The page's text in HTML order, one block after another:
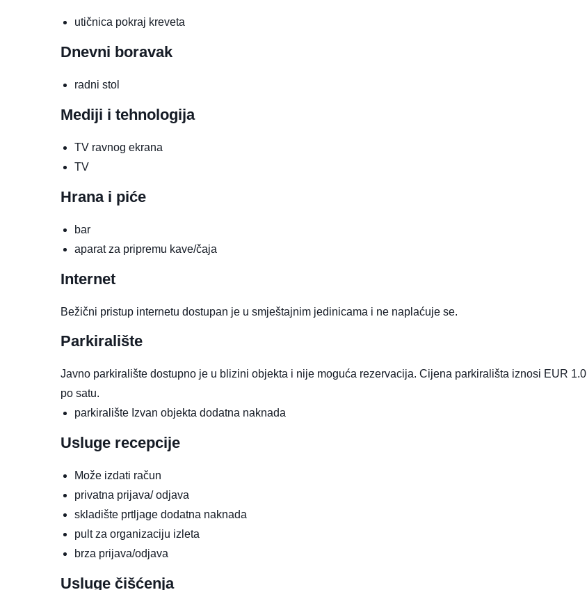
utičnica pokraj kreveta
Dnevni boravak
radni stol
Mediji i tehnologija
TV ravnog ekrana
TV
Hrana i piće
bar
aparat za pripremu kave/čaja
Internet
Bežični pristup internetu dostupan je u smještajnim jedinicama i ne naplaćuje se.
Parkiralište
Javno parkiralište dostupno je u blizini objekta i nije moguća rezervacija. Cijena parkirališta iznosi EUR 1.0
po satu.
parkiralište Izvan objekta dodatna naknada
Usluge recepcije
Može izdati račun
privatna prijava/ odjava
skladište prtljage dodatna naknada
pult za organizaciju izleta
brza prijava/odjava
Usluge čišćenja